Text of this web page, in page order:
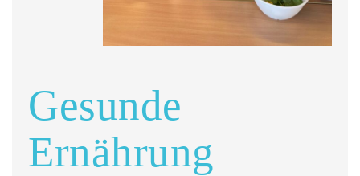
Gesunde
Ernährung